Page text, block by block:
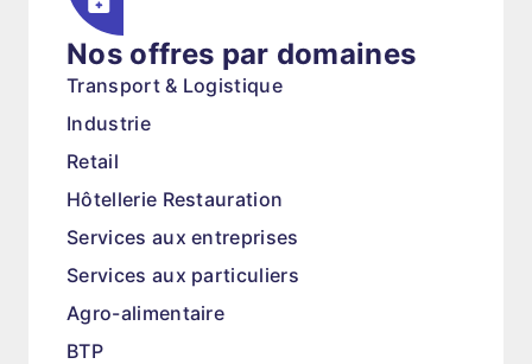
Nos offres par domaines
Transport & Logistique
Industrie
Retail
Hôtellerie Restauration
Services aux entreprises
Services aux particuliers
Agro-alimentaire
BTP